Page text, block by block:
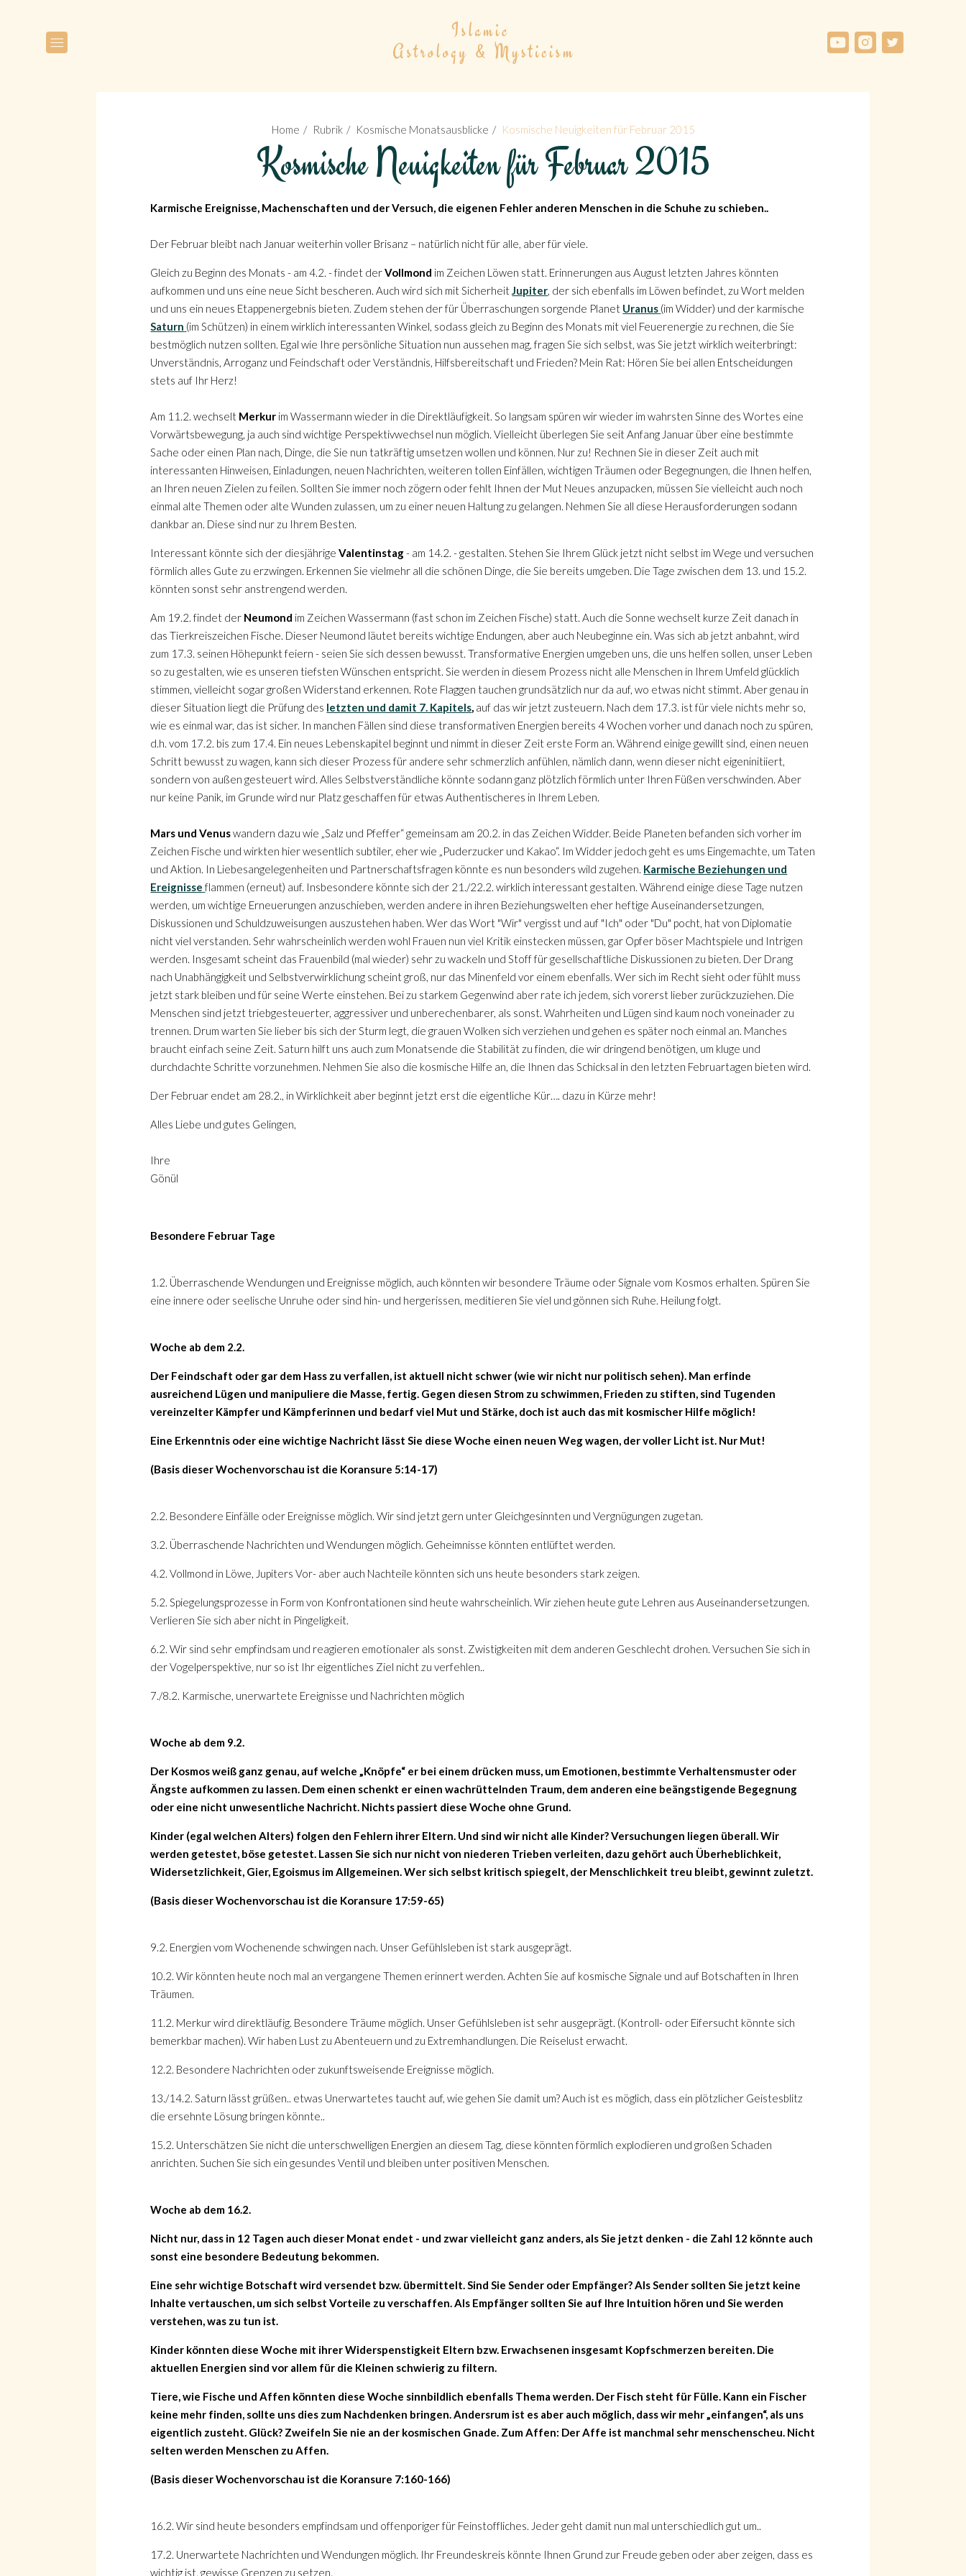
Home Rubrik Kosmische Monatsausblicke Kosmische Neuigkeiten für Februar 2015
Kosmische Neuigkeiten für Februar 2015
Karmische Ereignisse, Machenschaften und der Versuch, die eigenen Fehler anderen Menschen in die Schuhe zu schieben..
Der Februar bleibt nach Januar weiterhin voller Brisanz – natürlich nicht für alle, aber für viele.
Gleich zu Beginn des Monats - am 4.2. - findet derVollmond im Zeichen Löwen statt. Erinnerungen aus August letzten Jahres könnten
aufkommen und uns eine neue Sicht bescheren. Auch wird sich mit SicherheitJupiter, der sich ebenfalls im Löwen befindet, zu Wort melden
und uns ein neues Etappenergebnis bieten. Zudem stehen der für Überraschungen sorgende Planet Uranus (im Widder) und der karmische
Saturn (im Schützen) in einem wirklich interessanten Winkel, sodass gleich zu Beginn des Monats mit viel Feuerenergie zu rechnen, die Sie
bestmöglich nutzen sollten. Egal wie Ihre persönliche Situation nun aussehen mag, fragen Sie sich selbst, was Sie jetzt wirklich weiterbringt:
Unverständnis, Arroganz und Feindschaft oder Verständnis, Hilfsbereitschaft und Frieden? Mein Rat: Hören Sie bei allen Entscheidungen
stets auf Ihr Herz!
Am 11.2. wechselt Merkur im Wassermann wieder in die Direktläufigkeit. So langsam spüren wir wieder im wahrsten Sinne des Wortes eine
Vorwärtsbewegung, ja auch sind wichtige Perspektivwechsel nun möglich. Vielleicht überlegen Sie seit Anfang Januar über eine bestimmte
Sache oder einen Plan nach, Dinge, die Sie nun tatkräftig umsetzen wollen und können. Nur zu! Rechnen Sie in dieser Zeit auch mit
interessanten Hinweisen, Einladungen, neuen Nachrichten, weiteren tollen Einfällen, wichtigen Träumen oder Begegnungen, die Ihnen helfen,
an Ihren neuen Zielen zu feilen. Sollten Sie immer noch zögern oder fehlt Ihnen der Mut Neues anzupacken, müssen Sie vielleicht auch noch
einmal alte Themen oder alte Wunden zulassen, um zu einer neuen Haltung zu gelangen. Nehmen Sie all diese Herausforderungen sodann
dankbar an. Diese sind nur zu Ihrem Besten.
Interessant könnte sich der diesjährigeValentinstag- am 14.2. - gestalten. Stehen Sie Ihrem Glück jetzt nicht selbst im Wege und versuchen
förmlich alles Gute zu erzwingen. Erkennen Sie vielmehr all die schönen Dinge, die Sie bereits umgeben. Die Tage zwischen dem 13. und 15.2.
könnten sonst sehr anstrengend werden.
Am 19.2. findet der Neumond im Zeichen Wassermann (fast schon im Zeichen Fische) statt. Auch die Sonne wechselt kurze Zeit danach in
das Tierkreiszeichen Fische. Dieser Neumond läutet bereits wichtige Endungen, aber auch Neubeginne ein. Was sich ab jetzt anbahnt, wird
zum 17.3. seinen Höhepunkt feiern - seien Sie sich dessen bewusst. Transformative Energien umgeben uns, die uns helfen sollen, unser Leben
so zu gestalten, wie es unseren tiefsten Wünschen entspricht. Sie werden in diesem Prozess nicht alle Menschen in Ihrem Umfeld glücklich
stimmen, vielleicht sogar großen Widerstand erkennen. Rote Flaggen tauchen grundsätzlich nur da auf, wo etwas nicht stimmt. Aber genau in
dieser Situation liegt die Prüfung des letzten und damit 7. Kapitels, auf das wir jetzt zusteuern. Nach dem 17.3. ist für viele nichts mehr so,
wie es einmal war, das ist sicher. In manchen Fällen sind diese transformativen Energien bereits 4 Wochen vorher und danach noch zu spüren,
d.h. vom 17.2. bis zum 17.4. Ein neues Lebenskapitel beginnt und nimmt in dieser Zeit erste Form an. Während einige gewillt sind, einen neuen
Schritt bewusst zu wagen, kann sich dieser Prozess für andere sehr schmerzlich anfühlen, nämlich dann, wenn dieser nicht eigeninitiiert,
sondern von außen gesteuert wird. Alles Selbstverständliche könnte sodann ganz plötzlich förmlich unter Ihren Füßen verschwinden. Aber
nur keine Panik, im Grunde wird nur Platz geschaffen für etwas Authentischeres in Ihrem Leben.
Mars und Venuswandern dazu wie „Salz und Pfeffer“ gemeinsam am 20.2. in das Zeichen Widder. Beide Planeten befanden sich vorher im
Zeichen Fische und wirkten hier wesentlich subtiler, eher wie „Puderzucker und Kakao“. Im Widder jedoch geht es ums Eingemachte, um Taten
und Aktion. In Liebesangelegenheiten und Partnerschaftsfragen könnte es nun besonders wild zugehen. Karmische Beziehungen und
Ereignisse flammen (erneut) auf. Insbesondere könnte sich der 21./22.2. wirklich interessant gestalten. Während einige diese Tage nutzen
werden, um wichtige Erneuerungen anzuschieben, werden andere in ihren Beziehungswelten eher heftige Auseinandersetzungen,
Diskussionen und Schuldzuweisungen auszustehen haben. Wer das Wort "Wir" vergisst und auf "Ich" oder "Du" pocht, hat von Diplomatie
nicht viel verstanden. Sehr wahrscheinlich werden wohl Frauen nun viel Kritik einstecken müssen, gar Opfer böser Machtspiele und Intrigen
werden. Insgesamt scheint das Frauenbild (mal wieder) sehr zu wackeln und Stoff für gesellschaftliche Diskussionen zu bieten. Der Drang
nach Unabhängigkeit und Selbstverwirklichung scheint groß, nur das Minenfeld vor einem ebenfalls. Wer sich im Recht sieht oder fühlt muss
jetzt stark bleiben und für seine Werte einstehen. Bei zu starkem Gegenwind aber rate ich jedem, sich vorerst lieber zurückzuziehen. Die
Menschen sind jetzt triebgesteuerter, aggressiver und unberechenbarer, als sonst. Wahrheiten und Lügen sind kaum noch voneinader zu
trennen. Drum warten Sie lieber bis sich der Sturm legt, die grauen Wolken sich verziehen und gehen es später noch einmal an. Manches
braucht einfach seine Zeit. Saturn hilft uns auch zum Monatsende die Stabilität zu finden, die wir dringend benötigen, um kluge und
durchdachte Schritte vorzunehmen. Nehmen Sie also die kosmische Hilfe an, die Ihnen das Schicksal in den letzten Februartagen bieten wird.
Der Februar endet am 28.2., in Wirklichkeit aber beginnt jetzt erst die eigentliche Kür…. dazu in Kürze mehr!
Alles Liebe und gutes Gelingen,
Ihre
Gönül
Besondere Februar Tage
1.2. Überraschende Wendungen und Ereignisse möglich, auch könnten wir besondere Träume oder Signale vom Kosmos erhalten. Spüren Sie
eine innere oder seelische Unruhe oder sind hin- und hergerissen, meditieren Sie viel und gönnen sich Ruhe. Heilung folgt.
Woche ab dem 2.2.
Der Feindschaft oder gar dem Hass zu verfallen, ist aktuell nicht schwer (wie wir nicht nur politisch sehen). Man erfinde
ausreichend Lügen und manipuliere die Masse, fertig. Gegen diesen Strom zu schwimmen, Frieden zu stiften, sind Tugenden
vereinzelter Kämpfer und Kämpferinnen und bedarf viel Mut und Stärke, doch ist auch das mit kosmischer Hilfe möglich!
Eine Erkenntnis oder eine wichtige Nachricht lässt Sie diese Woche einen neuen Weg wagen, der voller Licht ist. Nur Mut!
(Basis dieser Wochenvorschau ist die Koransure 5:14-17)
2.2. Besondere Einfälle oder Ereignisse möglich. Wir sind jetzt gern unter Gleichgesinnten und Vergnügungen zugetan.
3.2. Überraschende Nachrichten und Wendungen möglich. Geheimnisse könnten entlüftet werden.
4.2. Vollmond in Löwe, Jupiters Vor- aber auch Nachteile könnten sich uns heute besonders stark zeigen.
5.2. Spiegelungsprozesse in Form von Konfrontationen sind heute wahrscheinlich. Wir ziehen heute gute Lehren aus Auseinandersetzungen.
Verlieren Sie sich aber nicht in Pingeligkeit.
6.2. Wir sind sehr empfindsam und reagieren emotionaler als sonst. Zwistigkeiten mit dem anderen Geschlecht drohen. Versuchen Sie sich in
der Vogelperspektive, nur so ist Ihr eigentliches Ziel nicht zu verfehlen..
7./8.2. Karmische, unerwartete Ereignisse und Nachrichten möglich
Woche ab dem 9.2.
Der Kosmos weiß ganz genau, auf welche „Knöpfe“ er bei einem drücken muss, um Emotionen, bestimmte Verhaltensmuster oder
Ängste aufkommen zu lassen. Dem einen schenkt er einen wachrüttelnden Traum, dem anderen eine beängstigende Begegnung
oder eine nicht unwesentliche Nachricht. Nichts passiert diese Woche ohne Grund.
Kinder (egal welchen Alters) folgen den Fehlern ihrer Eltern. Und sind wir nicht alle Kinder? Versuchungen liegen überall. Wir
werden getestet, böse getestet. Lassen Sie sich nur nicht von niederen Trieben verleiten, dazu gehört auch Überheblichkeit,
Widersetzlichkeit, Gier, Egoismus im Allgemeinen. Wer sich selbst kritisch spiegelt, der Menschlichkeit treu bleibt, gewinnt zuletzt.
(Basis dieser Wochenvorschau ist die Koransure 17:59-65)
9.2. Energien vom Wochenende schwingen nach. Unser Gefühlsleben ist stark ausgeprägt.
10.2. Wir könnten heute noch mal an vergangene Themen erinnert werden. Achten Sie auf kosmische Signale und auf Botschaften in Ihren
Träumen.
11.2. Merkur wird direktläufig. Besondere Träume möglich. Unser Gefühlsleben ist sehr ausgeprägt. (Kontroll- oder Eifersucht könnte sich
bemerkbar machen). Wir haben Lust zu Abenteuern und zu Extremhandlungen. Die Reiselust erwacht.
12.2. Besondere Nachrichten oder zukunftsweisende Ereignisse möglich.
13./14.2. Saturn lässt grüßen.. etwas Unerwartetes taucht auf, wie gehen Sie damit um? Auch ist es möglich, dass ein plötzlicher Geistesblitz
die ersehnte Lösung bringen könnte..
15.2. Unterschätzen Sie nicht die unterschwelligen Energien an diesem Tag, diese könnten förmlich explodieren und großen Schaden
anrichten. Suchen Sie sich ein gesundes Ventil und bleiben unter positiven Menschen.
Woche ab dem 16.2.
Nicht nur, dass in 12 Tagen auch dieser Monat endet - und zwar vielleicht ganz anders, als Sie jetzt denken - die Zahl 12 könnte auch
sonst eine besondere Bedeutung bekommen.
Eine sehr wichtige Botschaft wird versendet bzw. übermittelt. Sind Sie Sender oder Empfänger? Als Sender sollten Sie jetzt keine
Inhalte vertauschen, um sich selbst Vorteile zu verschaffen. Als Empfänger sollten Sie auf Ihre Intuition hören und Sie werden
verstehen, was zu tun ist.
Kinder könnten diese Woche mit ihrer Widerspenstigkeit Eltern bzw. Erwachsenen insgesamt Kopfschmerzen bereiten. Die
aktuellen Energien sind vor allem für die Kleinen schwierig zu filtern.
Tiere, wie Fische und Affen könnten diese Woche sinnbildlich ebenfalls Thema werden. Der Fisch steht für Fülle. Kann ein Fischer
keine mehr finden, sollte uns dies zum Nachdenken bringen. Andersrum ist es aber auch möglich, dass wir mehr „einfangen“, als uns
eigentlich zusteht. Glück? Zweifeln Sie nie an der kosmischen Gnade. Zum Affen: Der Affe ist manchmal sehr menschenscheu. Nicht
selten werden Menschen zu Affen.
(Basis dieser Wochenvorschau ist die Koransure 7:160-166)
16.2. Wir sind heute besonders empfindsam und offenporiger für Feinstoffliches. Jeder geht damit nun mal unterschiedlich gut um..
17.2. Unerwartete Nachrichten und Wendungen möglich. Ihr Freundeskreis könnte Ihnen Grund zur Freude geben oder aber zeigen, dass es
wichtig ist, gewisse Grenzen zu setzen.